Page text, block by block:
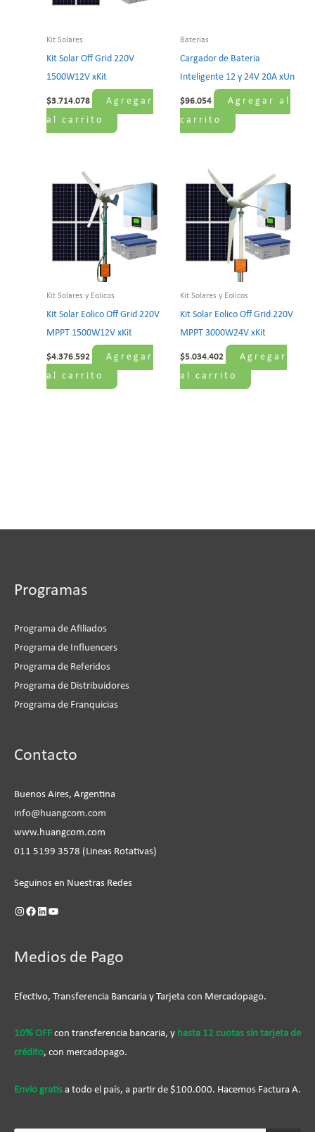
Kit Solares
Kit Solar Off Grid 220V
1500W12V xKit
$3.714.078
Agregar
al carrito
Baterias
Cargador de Bateria
Inteligente 12 y 24V 20A xUn
$96.054
Agregar al
carrito
Kit Solares y Eolicos
Kit Solar Eolico Off Grid 220V
MPPT 1500W12V xKit
$4.376.592
Agregar
al carrito
Kit Solares y Eolicos
Kit Solar Eolico Off Grid 220V
MPPT 3000W24V xKit
$5.034.402
Agregar
al carrito
Programas
Programa de Afiliados
Programa de Influencers
Programa de Referidos
Programa de Distribuidores
Programa de Franquicias
Contacto
Buenos Aires, Argentina
info@huangcom.com
www.huangcom.com
011 5199 3578 (Lineas Rotativas)
Seguinos en Nuestras Redes
Medios de Pago
Efectivo, Transferencia Bancaria y Tarjeta con Mercadopago.
10% OFF con transferencia bancaria, y hasta 12 cuotas sín tarjeta de
crédito, con mercadopago.
Envío gratis a todo el país, a partir de $100.000. Hacemos Factura A.